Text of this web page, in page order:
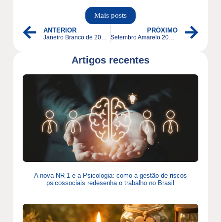
Mais posts
ANTERIOR
Janeiro Branco de 2025: Uma iniciativa nacional para aumentar a conscientização e o apoio à saúde mental.
PRÓXIMO
Artigos recentes
A nova NR-1 e a Psicologia: como a gestão de riscos
psicossociais redesenha o trabalho no Brasil